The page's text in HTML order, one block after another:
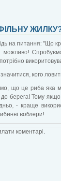
на питання: "Що
потрібно
кого
що це риба яка
до берега! Тому
- краще
воблери!
коментарі.